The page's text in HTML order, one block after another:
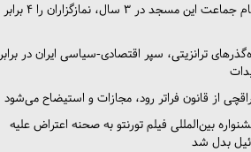
امام جماعت این مسجد در ۳ سال، نمازگزاران را ۴ برابر
ترانزیتی، سپر اقتصادی-سیاسی ایران در برابر
از قانون فراتر رود، مجازات و استیضاح می‌شود
بین‌المللی فیلم تورنتو به صحنه اعتراض علیه
بدل شد